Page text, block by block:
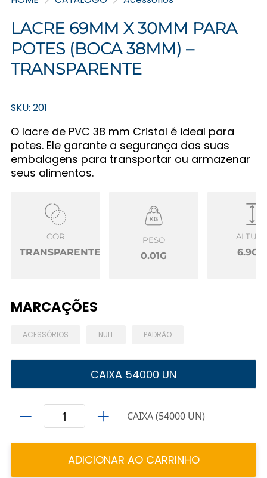
LACRE 69MM X 30MM PARA
POTES (BOCA 38MM) –
TRANSPARENTE
SKU: 201
O lacre de PVC 38 mm Cristal é ideal para
potes. Ele garante a segurança das suas
embalagens para transportar ou armazenar
seus alimentos.
COR
TRANSPARENTE
PESO
0.01G 6.9CM
MARCAÇÕES
ACESSÓRIOS NULL PADRÃO
CAIXA 54000 UN
CAIXA (54000 UN)
ADICIONAR AO CARRINHO